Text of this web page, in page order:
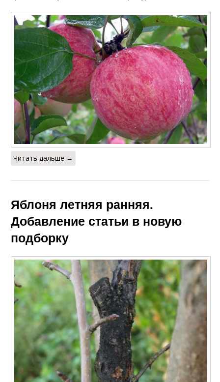
Читать дальше →
Яблоня летняя ранняя.
Добавление статьи в новую
подборку